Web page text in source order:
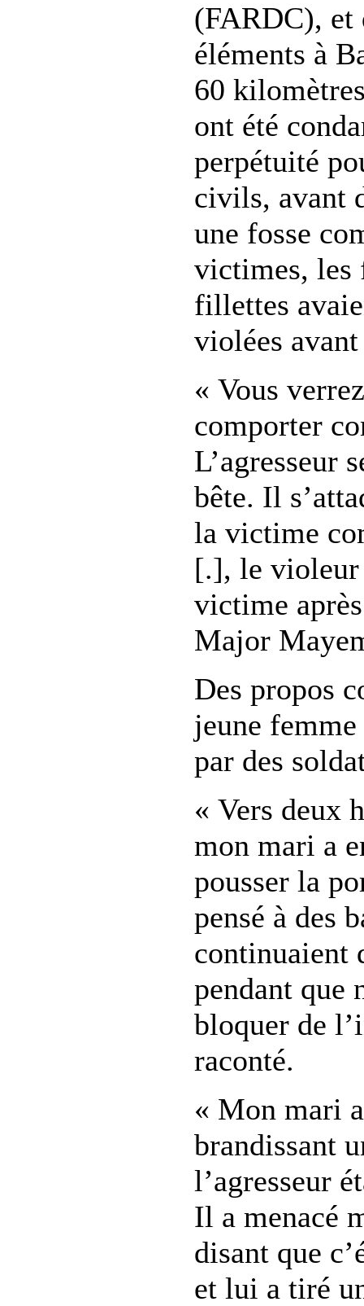
(FARDC), et
éléments à
60
ont été
perpétuité
civils, avant
une fosse
victimes, les
fillettes
violées avant
« Vous
comporter
L’agresseur
bête. Il
la victime
[.], le violeur
victime
Major
Des propos
jeune
par des
« Vers deux
mon mari a
pousser la
pensé à des
continuaient
pendant que
bloquer de
raconté.
« Mon mari
brandissant
l’agresseur
Il a menacé
disant que
et lui a tiré